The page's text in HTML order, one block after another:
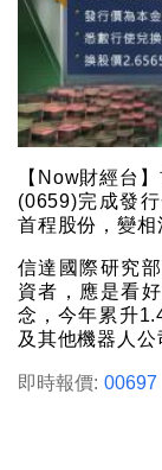
【Now財經台
(0659)完成發
首程股份，變相
信達國際研究
資者，應是看
念，今年累升
及其他機器人公
即時報價: 00697